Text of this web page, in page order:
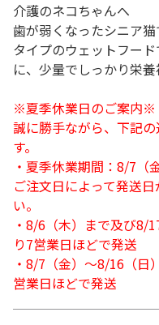
介護のネコちゃんへ
歯が弱くなったシニア
タイプのウェットフー
に、少量でしっかり栄
※夏季休業日のご案内※
誠に勝手ながら、下記
す。
・夏季休業期間：8/7（
ご注文日によって発送
い。
・8/6（木）まで及び8/
り7営業日ほどで発送
・8/7（金）～8/16（日
営業日ほどで発送